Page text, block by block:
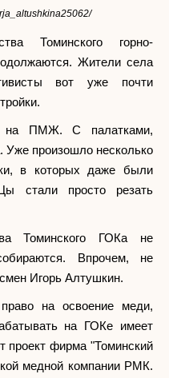
Томинского горно-
Жители села
вот уже почти
на ПМЖ. С палатками,
Уже произошло несколько
в которых даже были
стали просто резать
Томинского ГОКа не
Впрочем, не
Игорь Алтушкин.
на освоение меди,
на ГОКе имеет
проект фирма "Томинский
медной компании РМК.